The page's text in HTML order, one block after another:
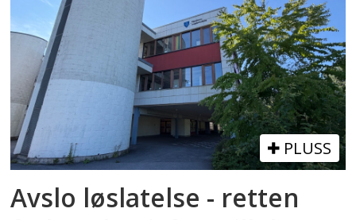
PLUSS
Avslo løslatelse - retten